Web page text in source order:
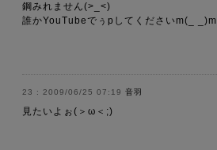
鋼みれません(>_<)
誰かYouTubeでぅpしてくださいm(_ _)m
2009/06/25 07:19 音羽
見たいよぉ(＞ω＜;)